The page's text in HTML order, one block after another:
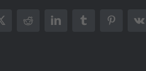
X Reddit LinkedInTumblrPinterest
Vk